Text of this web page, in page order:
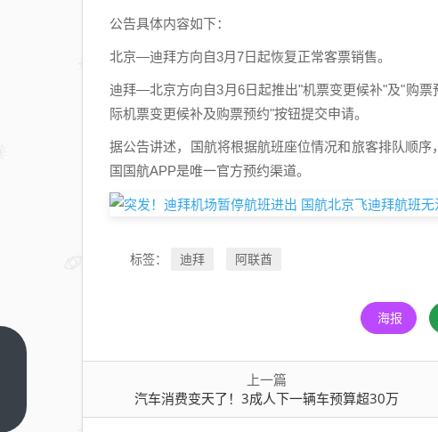
公告具体内容如下：
北京—迪拜方向自3月7日起恢复正常客票销售。
迪拜—北京方向自3月6日起推出"机票变更候补"及"购
际机票变更候补及购票预约"按钮提交申请。
据公告讲述，国航将根据航班座位情况和旅客排队顺
国国航APP是唯一官方预约渠道。
标签： 迪拜 阿联酋
海报
上一篇
汽车消费变天了！3成人下一辆车预算超30万